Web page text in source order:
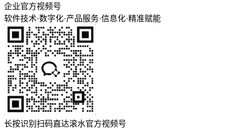
企业官方视频号
软件技术·数字化·产品服务·信息化·精准赋能
长按识别扫码直达滚水官方视频号